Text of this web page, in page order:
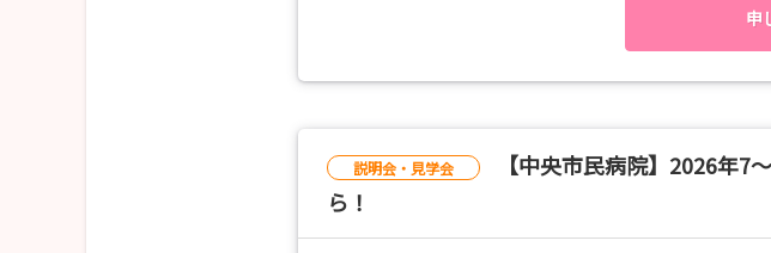
特に[注１]の日程は、病棟（産科を含まない）での受け入
注１．病棟（産科以外）は1名に限る。その他、救急・
注２．産科以外の病棟・救急・放射線科・手術室で受け
8月3日（月）、8月5日（水）、8月7日（金）、8月18
8月21日（金）
申
説明会・見学会
【中央市民病院】2026年
ら！